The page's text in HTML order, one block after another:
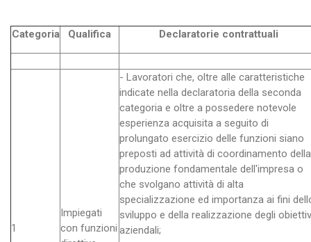
Categoria Qualifica Declaratorie contrattuali
1
Impiegati
con funzioni
- Lavoratori che, oltre alle caratteristiche
indicate nella declaratoria della seconda
categoria e oltre a possedere notevole
esperienza acquisita a seguito di
prolungato esercizio delle funzioni siano
preposti ad attività di coordinamento della
produzione fondamentale dell'impresa o
che svolgano attività di alta
specializzazione ed importanza ai fini
sviluppo e della realizzazione degli
aziendali;